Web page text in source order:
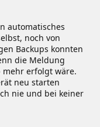
automatisches
noch von
Backups konnten
die Meldung
mehr erfolgt wäre.
neu starten
nie und bei keiner